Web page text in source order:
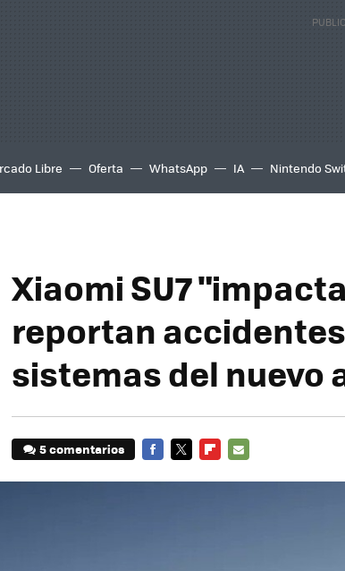
Libre Oferta WhatsApp IA Nintendo
Xiaomi SU7
reportan
sistemas del nuevo
5 comentarios